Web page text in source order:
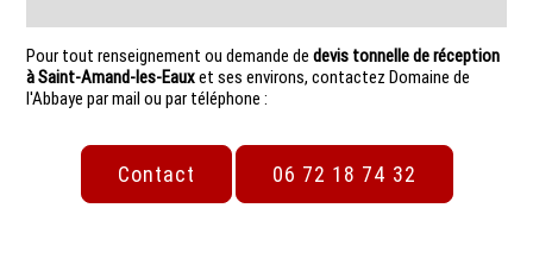
Pour tout renseignement ou demande dedevis tonnelle de réception
à Saint-Amand-les-Eauxet ses environs, contactez Domaine de
l'Abbaye par mail ou par téléphone :
Contact 06 72 18 74 32